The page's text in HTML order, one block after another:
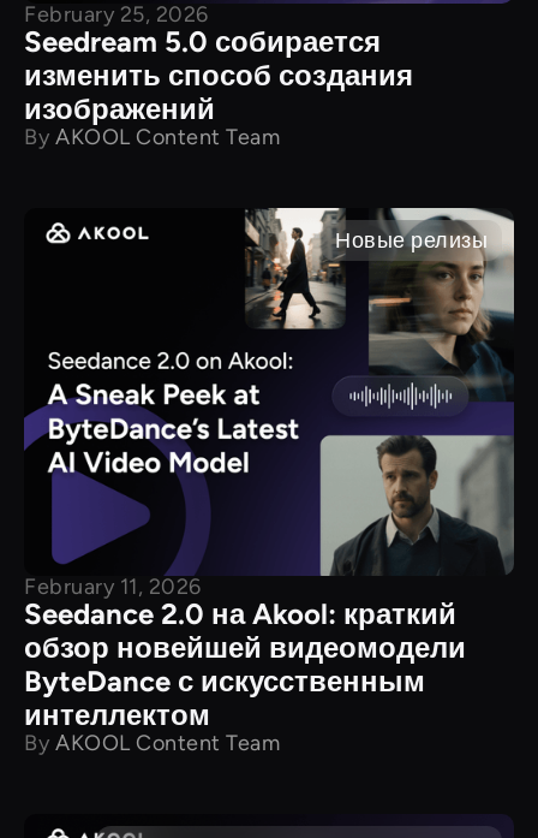
February 25, 2026
Seedream 5.0 собирается
изменить способ создания
изображений
By AKOOL Content Team
Новые релизы
February 11, 2026
Seedance 2.0 на Akool: краткий
обзор новейшей видеомодели
ByteDance с искусственным
интеллектом
By AKOOL Content Team